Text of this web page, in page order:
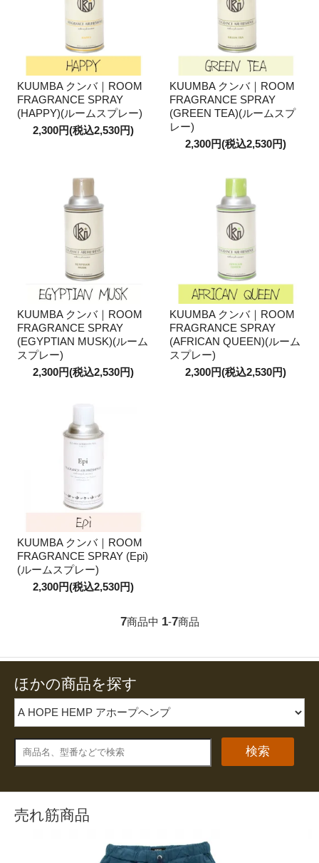
KUUMBA クンバ｜ROOM
FRAGRANCE SPRAY
(HAPPY)(ルームスプレー)
2,300円(税込2,530円)
KUUMBA クンバ｜ROOM
FRAGRANCE SPRAY
(GREEN TEA)(ルームスプ
レー)
2,300円(税込2,530円)
KUUMBA クンバ｜ROOM
FRAGRANCE SPRAY
(EGYPTIAN MUSK)(ルーム
スプレー)
2,300円(税込2,530円)
KUUMBA クンバ｜ROOM
FRAGRANCE SPRAY
(AFRICAN QUEEN)(ルーム
スプレー)
2,300円(税込2,530円)
KUUMBA クンバ｜ROOM
FRAGRANCE SPRAY (Epi)
(ルームスプレー)
2,300円(税込2,530円)
7商品中 1-7商品
ほかの商品を探す
検索
売れ筋商品